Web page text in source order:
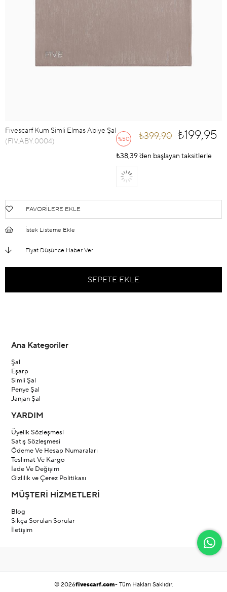
Fivescarf Kum Simli Elmas Abiye Şal
(FIV.ABY.0004)
%50
İndirim
₺399,90 ₺199,95
₺38,39`den başlayan taksitlerle
FAVORILERE EKLE
İstek Listeme Ekle
Fiyat Düşünce Haber Ver
Ana Kategoriler
Şal
Eşarp
Simli Şal
Penye Şal
Janjan Şal
YARDIM
Üyelik Sözleşmesi
Satış Sözleşmesi
Ödeme Ve Hesap Numaraları
Teslimat Ve Kargo
İade Ve Değişim
Gizlilik ve Çerez Politikası
MÜŞTERİ HİZMETLERİ
Blog
Sıkça Sorulan Sorular
İletişim
© 2026fivescarf.com- Tüm Hakları Saklıdır.